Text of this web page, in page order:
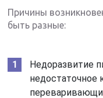
Причины
быть разные:
Недоразвитие
недостаточное